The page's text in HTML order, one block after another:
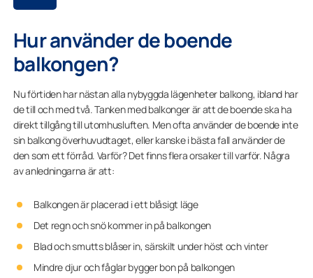
Hur använder de boende
balkongen?
Nu förtiden har nästan alla nybyggda lägenheter balkong, ibland har
de till och med två. Tanken med balkonger är att de boende ska ha
direkt tillgång till utomhusluften. Men ofta använder de boende inte
sin balkong överhuvudtaget, eller kanske i bästa fall använder de
den som ett förråd. Varför? Det finns flera orsaker till varför. Några
av anledningarna är att:
Balkongen är placerad i ett blåsigt läge
Det regn och snö kommer in på balkongen
Blad och smutts blåser in, särskilt under höst och vinter
Mindre djur och fåglar bygger bon på balkongen